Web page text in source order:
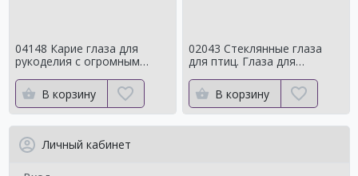
04148 Карие глаза для
рукоделия с огромным
В корзину
02043 Стеклянные глаза
для птиц. Глаза для
чучелаворона.
В корзину
Личный кабинет